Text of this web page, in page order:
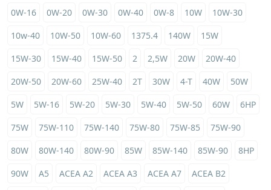
0W-16 0W-20 0W-30 0W-40 0W-8 10W
10W-30
10w-40
10W-50 10W-60 1375.4 140W
15W
15W-30
15W-40 15W-50 2 2,5W 20W
20W-40
20W-50
20W-60 25W-40 2T 30W 4-T 40W
50W
5W
5W-16 5W-20 5W-30 5W-40 5W-50 60W
6HP
75W
75W-110 75W-140 75W-80 75W-85
75W-90
80W
80W-140 80W-90 85W 85W-140 85W-90
8HP
90W
A5 ACEA A2 ACEA A3 ACEA A7
ACEA B2